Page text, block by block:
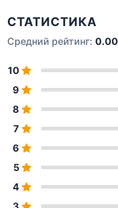
СТАТИСТИКА
Средний рейтинг: 0.00
10
9
8
7
6
5
4